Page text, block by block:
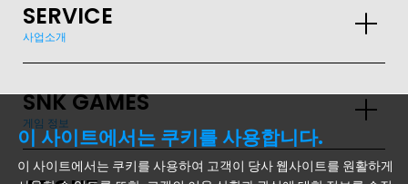
SERVICE
사업소개
SNK GAMES
게임 정보
이 사이트에서는 쿠키를 사용합니다.
이 사이트에서는 쿠키를 사용하여 고객이 당사 웹사이트를 원활하게